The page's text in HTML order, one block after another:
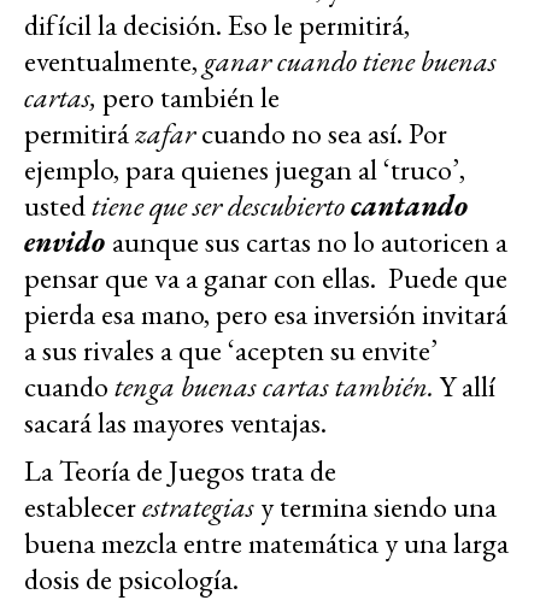
difícil la decisión. Eso le permitirá,
eventualmente, ganar cuando tiene buenas
cartas, pero también le
permitirázafarcuando no sea así. Por
ejemplo, para quienes juegan al ‘truco’,
ustedtiene que ser descubiertocantando
envido aunque sus cartas no lo autoricen a
pensar que va a ganar con ellas. Puede que
pierda esa mano, pero esa inversión invitará
a sus rivales a que ‘acepten su envite’
cuandotenga buenas cartas también.Y allí
sacará las mayores ventajas.
La Teoría de Juegos trata de
establecerestrategiasy termina siendo una
buena mezcla entre matemática y una larga
dosis de psicología.